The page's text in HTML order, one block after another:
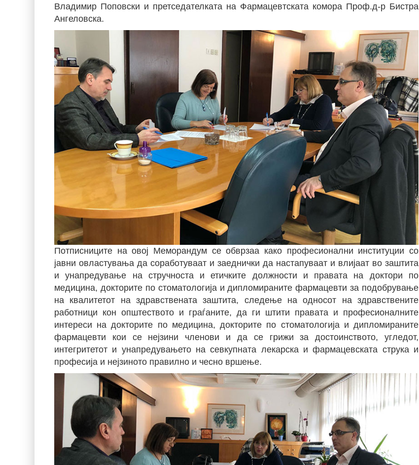
Владимир Поповски и претседателката на Фармацевтската комора Проф.д-р Бистра
Ангеловска.
Потписниците на овој Меморандум се обврзаа како професионални институции со
јавни овластувања да соработуваат и заеднички да настапуваат и влијаат во заштита
и унапредување на стручноста и етичките должности и правата на доктори по
медицина, докторите по стоматологија и дипломираните фармацевти за подобрување
на квалитетот на здравствената заштита, следење на односот на здравствените
работници кон општеството и граѓаните, да ги штити правата и професионалните
интереси на докторите по медицина, докторите по стоматологија и дипломираните
фармацевти кои се нејзини членови и да се грижи за достоинството, угледот,
интегритетот и унапредувањето на севкупната лекарска и фармацевската струка и
професија и нејзиното правилно и чесно вршење.